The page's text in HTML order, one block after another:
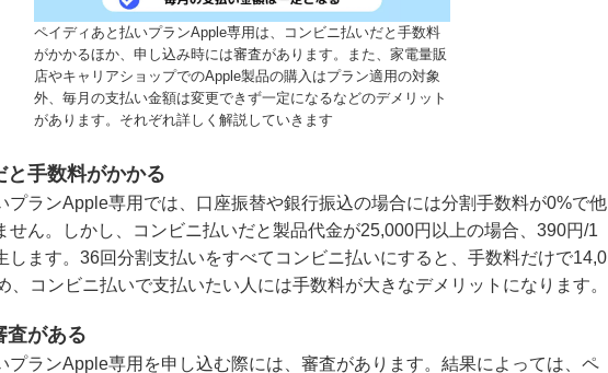
ペイディあと払いプランApple専用は、コンビニ払いだと手数料
がかかるほか、申し込み時には審査があります。また、家電量販
店やキャリアショップでのApple製品の購入はプラン適用の対象
外、毎月の支払い金額は変更できず一定になるなどのデメリット
があります。それぞれ詳しく解説していきます
と手数料がかかる
プランApple専用では、口座振替や銀行振込の場合には分割手数料が0%で他
せん。しかし、コンビニ払いだと製品代金が25,000円以上の場合、390円/1
します。36回分割支払いをすべてコンビニ払いにすると、手数料だけで14,0
、コンビニ払いで支払いたい人には手数料が大きなデメリットになります。
査がある
プランApple専用を申し込む際には、審査があります。結果によっては、ペ